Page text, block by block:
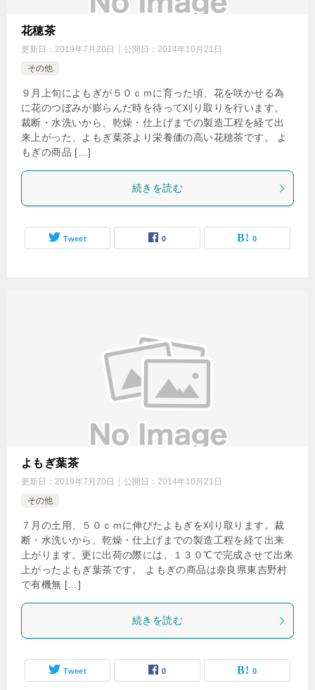
花穂茶
更新日： 2019年7月20日 公開日： 2014年10月21日
その他
９月上旬によもぎが５０ｃｍに育った頃、花を咲かせる為
に花のつぼみが膨らんだ時を待って刈り取りを行います。
裁断・水洗いから、乾燥・仕上げまでの製造工程を経て出
来上がった、よもぎ葉茶より栄養価の高い花穂茶です。 よ
もぎの商品 […]
続きを読む
Tweet 0 0
よもぎ葉茶
更新日： 2019年7月20日 公開日： 2014年10月21日
その他
７月の土用、５０ｃｍに伸びたよもぎを刈り取ります。裁
断・水洗いから、乾燥・仕上げまでの製造工程を経て出来
上がります。更に出荷の際には、１３０℃で完成させて出来
上がったよもぎ葉茶です。 よもぎの商品は奈良県東吉野村
で有機無 […]
続きを読む
Tweet 0 0